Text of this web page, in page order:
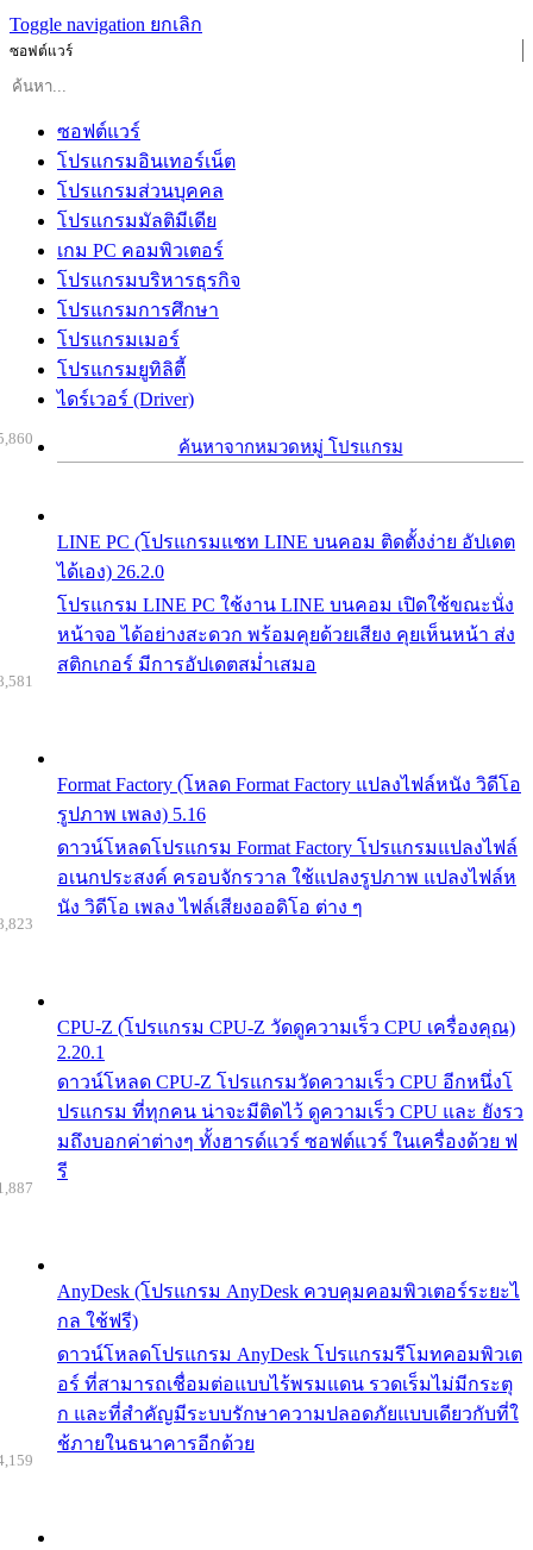
Toggle navigation ยกเลิก
ซอฟต์แวร์
ซอฟต์แวร์
โปรแกรมอินเทอร์เน็ต
โปรแกรมส่วนบุคคล
โปรแกรมมัลติมีเดีย
เกม PC คอมพิวเตอร์
โปรแกรมบริหารธุรกิจ
โปรแกรมการศึกษา
โปรแกรมเมอร์
โปรแกรมยูทิลิตี้
ไดร์เวอร์ (Driver)
ค้นหาจากหมวดหมู่ โปรแกรม
LINE PC (โปรแกรมแชท LINE บนคอม ติดตั้งง่าย อัปเดต
ได้เอง) 26.2.0
โปรแกรม LINE PC ใช้งาน LINE บนคอม เปิดใช้ขณะนั่ง
หน้าจอ ได้อย่างสะดวก พร้อมคุยด้วยเสียง คุยเห็นหน้า ส่ง
สติกเกอร์ มีการอัปเดตสม่ำเสมอ
Format Factory (โหลด Format Factory แปลงไฟล์หนัง วิดีโอ
รูปภาพ เพลง) 5.16
ดาวน์โหลดโปรแกรม Format Factory โปรแกรมแปลงไฟล์
อเนกประสงค์ ครอบจักรวาล ใช้แปลงรูปภาพ แปลงไฟล์ห
นัง วิดีโอ เพลง ไฟล์เสียงออดิโอ ต่าง ๆ
CPU-Z (โปรแกรม CPU-Z วัดดูความเร็ว CPU เครื่องคุณ)
2.20.1
ดาวน์โหลด CPU-Z โปรแกรมวัดความเร็ว CPU อีกหนึ่งโ
ปรแกรม ที่ทุกคน น่าจะมีติดไว้ ดูความเร็ว CPU และ ยังรว
มถึงบอกค่าต่างๆ ทั้งฮารด์แวร์ ซอฟต์แวร์ ในเครื่องด้วย ฟ
รี
AnyDesk (โปรแกรม AnyDesk ควบคุมคอมพิวเตอร์ระยะไ
กล ใช้ฟรี)
ดาวน์โหลดโปรแกรม AnyDesk โปรแกรมรีโมทคอมพิวเต
อร์ ที่สามารถเชื่อมต่อแบบไร้พรมแดน รวดเร็มไม่มีกระตุ
ก และที่สำคัญมีระบบรักษาความปลอดภัยแบบเดียวกับที่ใ
ช้ภายในธนาคารอีกด้วย